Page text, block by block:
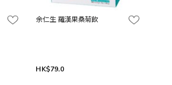
余仁生 羅漢果桑菊飲
HK$79.0